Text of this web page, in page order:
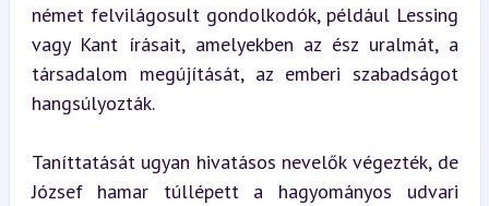
német felvilágosult gondolkodók, például Lessing
vagy Kant írásait, amelyekben az ész uralmát, a
társadalom megújítását, az emberi szabadságot
hangsúlyozták.
Taníttatását ugyan hivatásos nevelők végezték, de
József hamar túllépett a hagyományos udvari